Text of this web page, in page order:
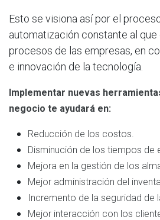
Esto se visiona así por el
automatización constante al
procesos de las empresas, en
e innovación de la tecnología.
Implementar nuevas
negocio te ayudará en:
Reducción de los costos.
Disminución de los tiempos de
Mejora en la gestión de los
Mejor administración del
Incremento de la seguridad de
Mejor interacción con los